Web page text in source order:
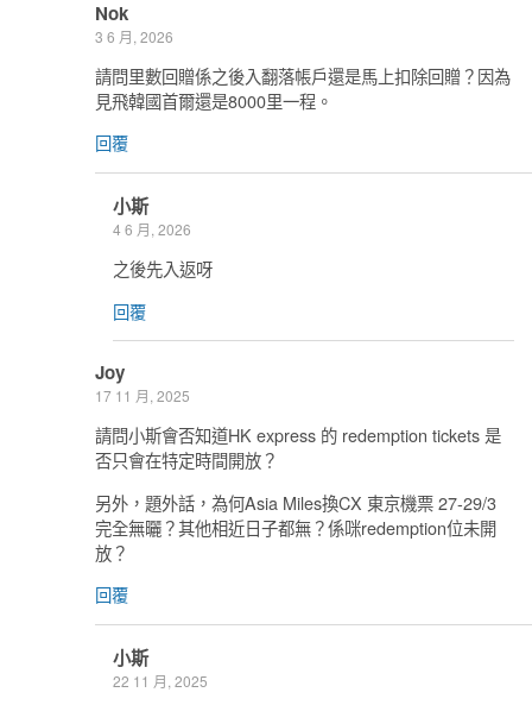
Nok
3 6 月, 2026
請問里數回贈係之後入翻落帳戶還是馬上扣除回贈？因為
見飛韓國首爾還是8000里一程。
回覆
小斯
4 6 月, 2026
之後先入返呀
回覆
Joy
17 11 月, 2025
請問小斯會否知道HK express 的 redemption tickets 是
否只會在特定時間開放？
另外，題外話，為何Asia Miles換CX 東京機票 27-29/3
完全無曬？其他相近日子都無？係咪redemption位未開
放？
回覆
小斯
22 11 月, 2025